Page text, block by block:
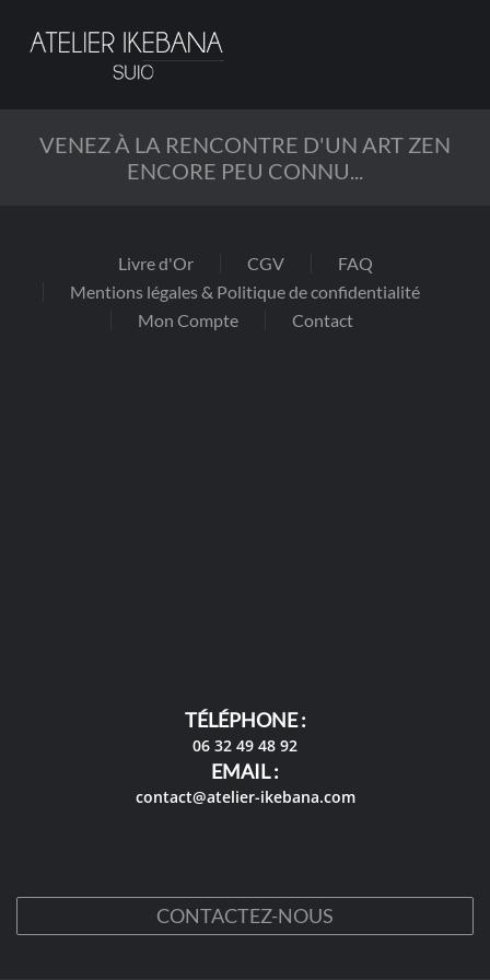
Passer
principal
VENEZ À LA RENCONTRE D'UN ART ZEN
ENCORE PEU CONNU...
Livre d'Or CGV
FAQ
Mentions légales & Politique de confidentialité
Mon Compte
Contact
TÉLÉPHONE :
06 32 49 48 92
EMAIL :
contact@atelier-ikebana.com
CONTACTEZ-NOUS